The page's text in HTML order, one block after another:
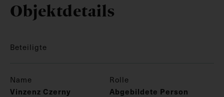
Objektdetails
Beteiligte
Name Rolle
Vinzenz Czerny
Abgebildete Person